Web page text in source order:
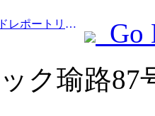
Prev:2025夏の旅行トレンドレポートリリース：親子の顧客ベースは60％以上を占めています
Go
ク瑜路